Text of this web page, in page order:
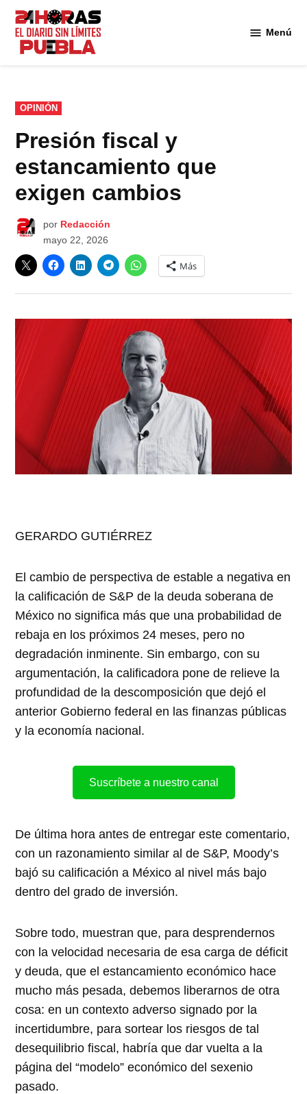
Saltar
contenido
Menú
PUBLICADO
EN
OPINIÓN
Presión fiscal y
estancamiento que
exigen cambios
por Redacción
mayo 22, 2026
Más
GERARDO GUTIÉRREZ
El cambio de perspectiva de estable a negativa en
la calificación de S&P de la deuda soberana de
México no significa más que una probabilidad de
rebaja en los próximos 24 meses, pero no
degradación inminente. Sin embargo, con su
argumentación, la calificadora pone de relieve la
profundidad de la descomposición que dejó el
anterior Gobierno federal en las finanzas públicas
y la economía nacional.
Suscríbete a nuestro canal
De última hora antes de entregar este comentario,
con un razonamiento similar al de S&P, Moody’s
bajó su calificación a México al nivel más bajo
dentro del grado de inversión.
Sobre todo, muestran que, para desprendernos
con la velocidad necesaria de esa carga de déficit
y deuda, que el estancamiento económico hace
mucho más pesada, debemos liberarnos de otra
cosa: en un contexto adverso signado por la
incertidumbre, para sortear los riesgos de tal
desequilibrio fiscal, habría que dar vuelta a la
página del “modelo” económico del sexenio
pasado.